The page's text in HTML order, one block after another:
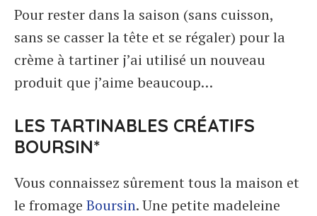
Pour rester dans la saison (sans cuisson,
sans se casser la tête et se régaler) pour la
crème à tartiner j’ai utilisé un nouveau
produit que j’aime beaucoup…
LES TARTINABLES CRÉATIFS
BOURSIN*
Vous connaissez sûrement tous la maison et
le fromage Boursin. Une petite madeleine